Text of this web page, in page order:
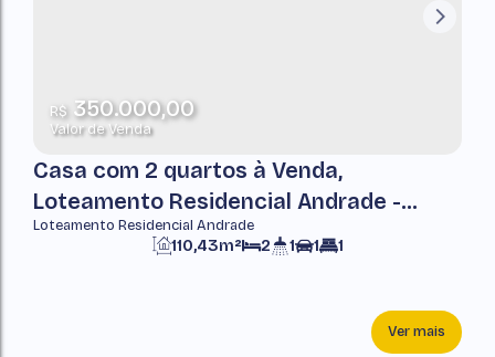
R$350.000,00
Valor de Venda
Casa com 2 quartos à Venda,
Loteamento Residencial Andrade -
Pindamonhangaba
Loteamento Residencial Andrade
2 1 1
1
110,43m²
Ver mais